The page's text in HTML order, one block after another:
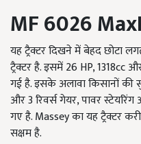
MF 6026
यह ट्रैक्टर दिखने में बेहद छोटा
ट्रैक्टर है. इसमें 26 HP, 1318cc
गई है. इसके अलावा किसानों की
और 3 रिवर्स गेयर, पावर
गए है. Massey का यह ट्रैक्टर
सक्षम है.